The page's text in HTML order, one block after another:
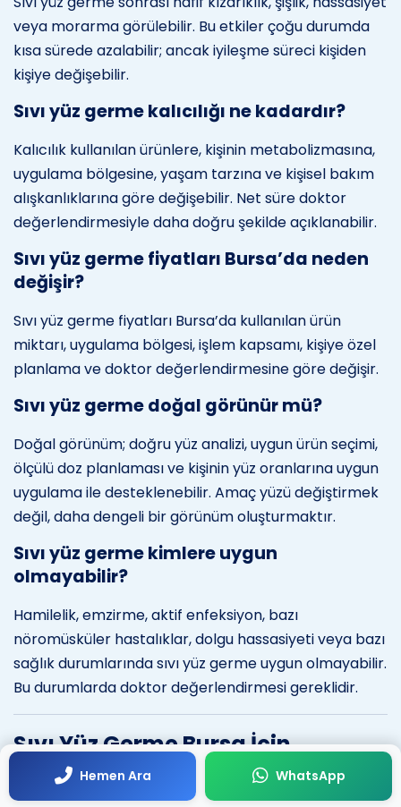
veya morarma görülebilir. Bu etkiler çoğu durumda
kısa sürede azalabilir; ancak iyileşme süreci kişiden
kişiye değişebilir.
Sıvı yüz germe kalıcılığı ne kadardır?
Kalıcılık kullanılan ürünlere, kişinin metabolizmasına,
uygulama bölgesine, yaşam tarzına ve kişisel bakım
alışkanlıklarına göre değişebilir. Net süre doktor
değerlendirmesiyle daha doğru şekilde açıklanabilir.
Sıvı yüz germe fiyatları Bursa’da neden
değişir?
Sıvı yüz germe fiyatları Bursa’da kullanılan ürün
miktarı, uygulama bölgesi, işlem kapsamı, kişiye özel
planlama ve doktor değerlendirmesine göre değişir.
Sıvı yüz germe doğal görünür mü?
Doğal görünüm; doğru yüz analizi, uygun ürün seçimi,
ölçülü doz planlaması ve kişinin yüz oranlarına uygun
uygulama ile desteklenebilir. Amaç yüzü değiştirmek
değil, daha dengeli bir görünüm oluşturmaktır.
Sıvı yüz germe kimlere uygun
olmayabilir?
Hamilelik, emzirme, aktif enfeksiyon, bazı
nöromüsküler hastalıklar, dolgu hassasiyeti veya bazı
sağlık durumlarında sıvı yüz germe uygun olmayabilir.
Bu durumlarda doktor değerlendirmesi gereklidir.
Sıvı Yüz Germe Bursa İçin
Randevu ve Kişisel
Hemen Ara WhatsApp